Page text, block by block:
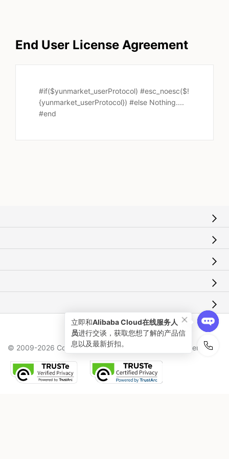
End User License Agreement
#if($yunmarket_userProtocol) #esc_noesc($!
{yunmarket_userProtocol}) #else Nothing....
#end
© 2009-2026 Copyright by Alibaba Cloud All rights reserved
立即和Alibaba Cloud在线服务人
员进行交谈，获取您想了解的产品信
息以及最新折扣。